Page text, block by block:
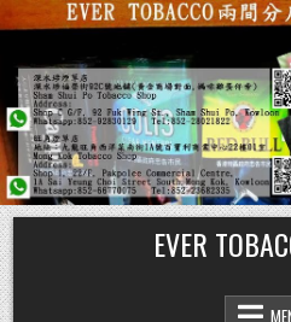
Skip
to
content
EVER